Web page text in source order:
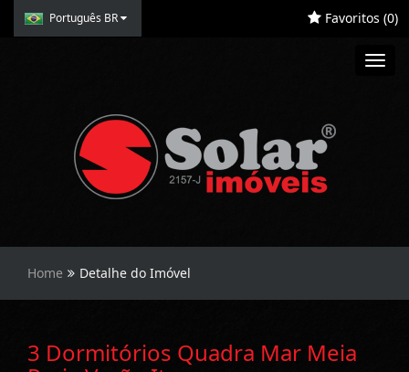
Português BR Favoritos (0)
Home Detalhe do Imóvel
3 Dormitórios Quadra Mar Meia